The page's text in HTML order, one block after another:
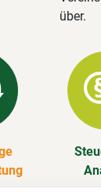
über.